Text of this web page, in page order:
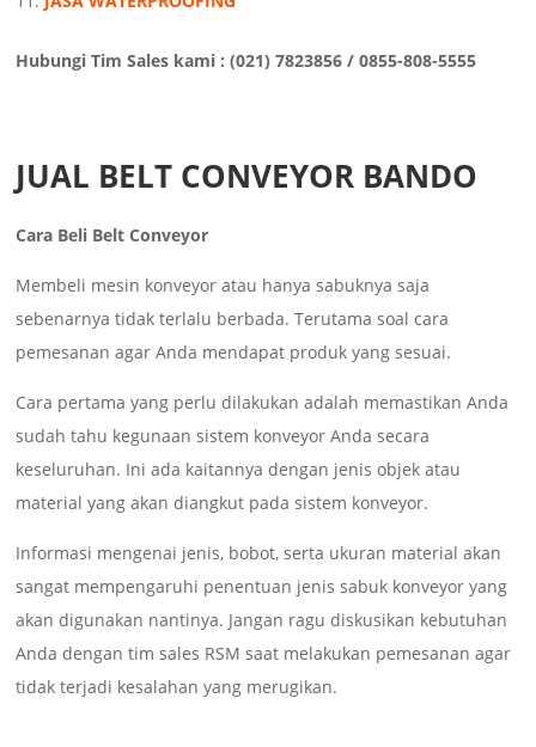
Hubungi Tim Sales kami : (021) 7823856 / 0855-808-5555
JUAL BELT CONVEYOR BANDO
Cara Beli Belt Conveyor
Membeli mesin konveyor atau hanya sabuknya saja
sebenarnya tidak terlalu berbada. Terutama soal cara
pemesanan agar Anda mendapat produk yang sesuai.
Cara pertama yang perlu dilakukan adalah memastikan Anda
sudah tahu kegunaan sistem konveyor Anda secara
keseluruhan. Ini ada kaitannya dengan jenis objek atau
material yang akan diangkut pada sistem konveyor.
Informasi mengenai jenis, bobot, serta ukuran material akan
sangat mempengaruhi penentuan jenis sabuk konveyor yang
akan digunakan nantinya. Jangan ragu diskusikan kebutuhan
Anda dengan tim sales RSM saat melakukan pemesanan agar
tidak terjadi kesalahan yang merugikan.